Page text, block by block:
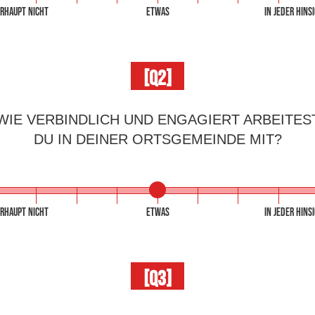
IN JEDER
ETWAS
NICHT
[Q2]
VERBINDLICH UND ENGAGIERT
DU IN DEINER ORTSGEMEINDE MIT?
IN JEDER
ETWAS
NICHT
[Q3]